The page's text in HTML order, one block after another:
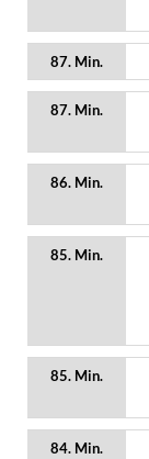
87. Min.
87. Min.
86. Min.
85. Min.
85. Min.
84. Min.